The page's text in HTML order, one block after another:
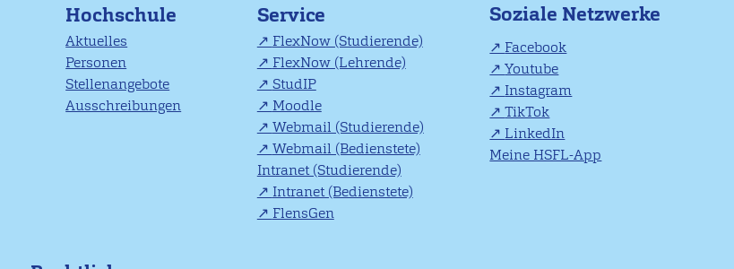
Hochschule
Aktuelles
Personen
Stellenangebote
Ausschreibungen
Service
FlexNow (Studierende)
FlexNow (Lehrende)
StudIP
Moodle
Webmail (Studierende)
Webmail (Bedienstete)
Intranet (Studierende)
Intranet (Bedienstete)
FlensGen
Soziale Netzwerke
Facebook
Youtube
Instagram
TikTok
LinkedIn
Meine HSFL-App